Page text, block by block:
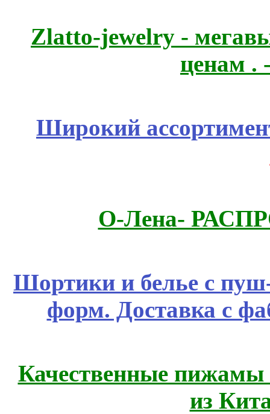
Zlatto-jewelry -
ценам .
Широкий
О-Лена-
Шортики и белье с
форм. Доставка с
Качественные пижамы
из